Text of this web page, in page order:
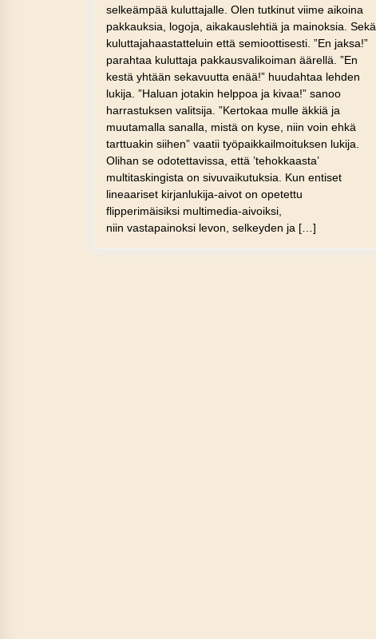
selkeämpää kuluttajalle. Olen tutkinut viime aikoina
pakkauksia, logoja, aikakauslehtiä ja mainoksia. Sekä
kuluttajahaastatteluin että semioottisesti. ”En jaksa!”
parahtaa kuluttaja pakkausvalikoiman äärellä. ”En
kestä yhtään sekavuutta enää!” huudahtaa lehden
lukija. ”Haluan jotakin helppoa ja kivaa!” sanoo
harrastuksen valitsija. ”Kertokaa mulle äkkiä ja
muutamalla sanalla, mistä on kyse, niin voin ehkä
tarttuakin siihen” vaatii työpaikkailmoituksen lukija.
Olihan se odotettavissa, että ’tehokkaasta’
multitaskingista on sivuvaikutuksia. Kun entiset
lineaariset kirjanlukija-aivot on opetettu
flipperimäisiksi multimedia-aivoiksi,
niin vastapainoksi levon, selkeyden ja […]